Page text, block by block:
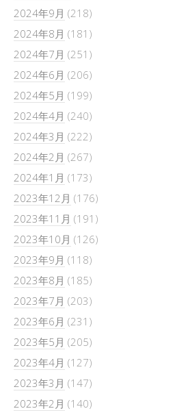
2024年9月 (218)
2024年8月 (181)
2024年7月 (251)
2024年6月 (206)
2024年5月 (199)
2024年4月 (240)
2024年3月 (222)
2024年2月 (267)
2024年1月 (173)
2023年12月 (176)
2023年11月 (191)
2023年10月 (126)
2023年9月 (118)
2023年8月 (185)
2023年7月 (203)
2023年6月 (231)
2023年5月 (205)
2023年4月 (127)
2023年3月 (147)
2023年2月 (140)